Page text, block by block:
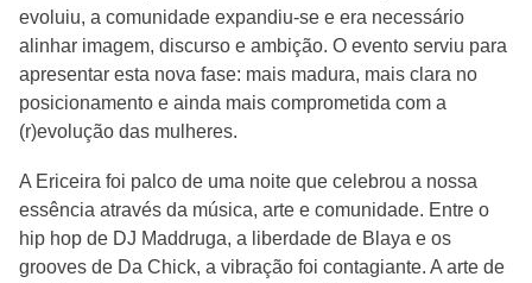
evoluiu, a comunidade expandiu-se e era necessário
alinhar imagem, discurso e ambição. O evento serviu para
apresentar esta nova fase: mais madura, mais clara no
posicionamento e ainda mais comprometida com a
(r)evolução das mulheres.
A Ericeira foi palco de uma noite que celebrou a nossa
essência através da música, arte e comunidade. Entre o
hip hop de DJ Maddruga, a liberdade de Blaya e os
grooves de Da Chick, a vibração foi contagiante. A arte de